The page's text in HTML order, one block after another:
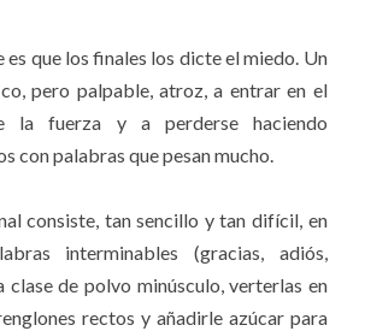
es que los finales los dicte el miedo. Un
pero palpable, atroz, a entrar en el
la fuerza y a perderse haciendo
con palabras que pesan mucho.
consiste, tan sencillo y tan difícil, en
interminables (gracias, adiós,
clase de polvo minúsculo, verterlas en
rectos y añadirle azúcar para